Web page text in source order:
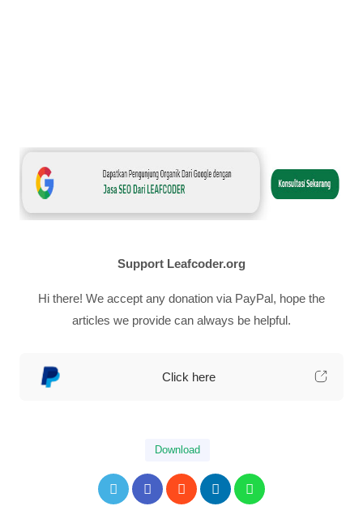
Support Leafcoder.org
Hi there! We accept any donation via PayPal, hope the
articles we provide can always be helpful.
Click here
Download